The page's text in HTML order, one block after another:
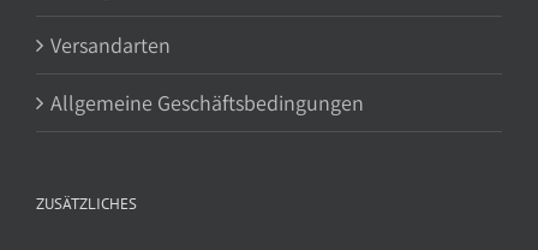
Versandarten
Allgemeine Geschäftsbedingungen
ZUSÄTZLICHES